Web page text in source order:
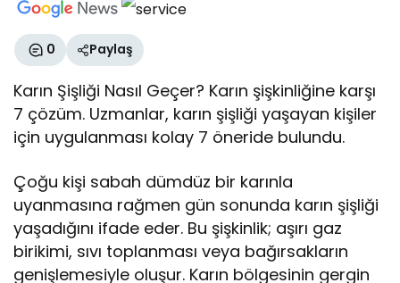
0 Paylaş
Karın Şişliği Nasıl Geçer? Karın şişkinliğine karşı
7 çözüm. Uzmanlar, karın şişliği yaşayan kişiler
için uygulanması kolay 7 öneride bulundu.
Çoğu kişi sabah dümdüz bir karınla
uyanmasına rağmen gün sonunda karın şişliği
yaşadığını ifade eder. Bu şişkinlik; aşırı gaz
birikimi, sıvı toplanması veya bağırsakların
genişlemesiyle oluşur. Karın bölgesinin gergin